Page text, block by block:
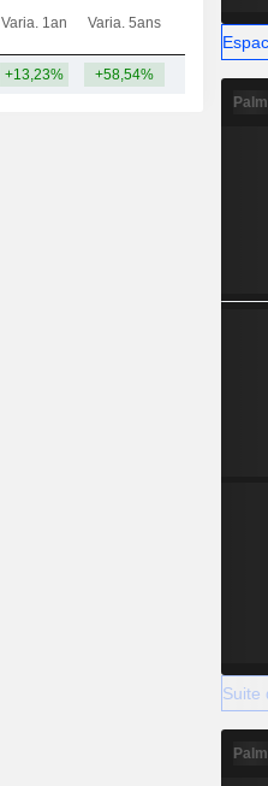
Varia. 1an Varia. 5ans Capi.
+13,23% +58,54% -
Suite